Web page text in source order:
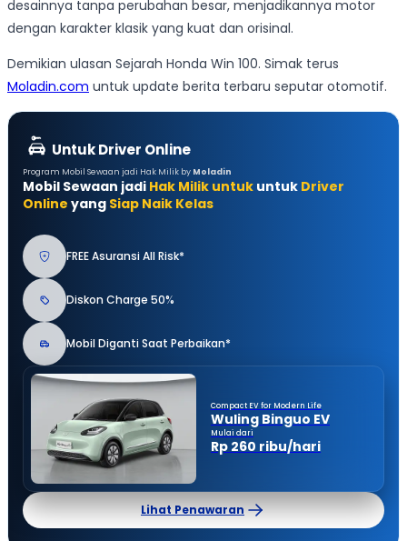
desainnya tanpa perubahan besar, menjadikannya motor
dengan karakter klasik yang kuat dan orisinal.
Demikian ulasan Sejarah Honda Win 100. Simak terus
Moladin.com untuk update berita terbaru seputar otomotif.
Untuk Driver Online
Program Mobil Sewaan jadi Hak Milik by Moladin
Mobil Sewaan jadi Hak Milik untuk untuk Driver
Online yang Siap Naik Kelas
FREE Asuransi All Risk*
Diskon Charge 50%
Mobil Diganti Saat Perbaikan*
Compact EV for Modern Life
Wuling Binguo EV
Mulai dari
Rp 260 ribu/hari
Lihat Penawaran